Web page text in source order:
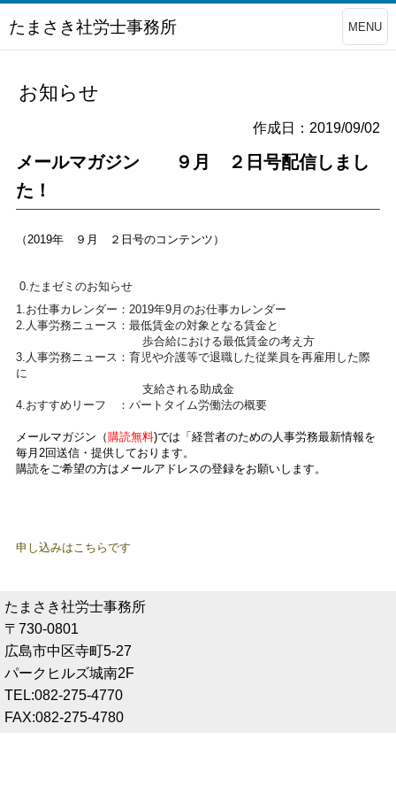
たまさき社労士事務所 MENU
お知らせ
作成日：2019/09/02
メールマガジン ９月 ２日号配信しまし
た！
（2019年 ９月 ２日号のコンテンツ）
0.たまゼミのお知らせ
1.お仕事カレンダー：2019年9月のお仕事カレンダー
2.人事労務ニュース：最低賃金の対象となる賃金と
歩合給における最低賃金の考え方
3.人事労務ニュース：育児や介護等で退職した従業員を再雇用し た際
に
支給される助成金
4.おすすめリーフ ：パートタイム労働法の概要
メールマガジン （購読無料)では「経営者のための人事労務最新情報を
毎月2回送信・提供しております。
購読をご希望の方はメールアドレスの登録をお願いします。
申し込みはこちらです
たまさき社労士事務所
〒730-0801
広島市中区寺町5-27
パークヒルズ城南2F
TEL:082-275-4770
FAX:082-275-4780